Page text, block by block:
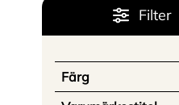
Filter
Färg